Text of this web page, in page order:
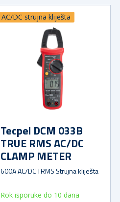
AC/DC strujna kliješta
Tecpel DCM 033B
TRUE RMS AC/DC
CLAMP METER
600A AC/DC TRMS Strujna kliješta
Rok isporuke do 10 dana